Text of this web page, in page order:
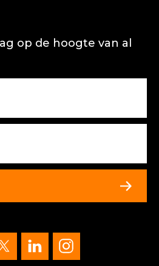
op de hoogte van al